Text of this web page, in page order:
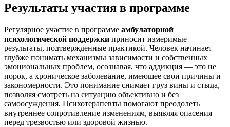
Результаты участия в программе
Регулярное участие в программе амбулаторной
психологической поддержки приносит измеримые
результаты, подтвержденные практикой. Человек начинает
глубже понимать механизмы зависимости и собственных
эмоциональных проблем, осознавая, что аддикция — это не
порок, а хроническое заболевание, имеющее свои причины и
закономерности. Это понимание снимает груз вины и стыда,
позволяя смотреть на ситуацию объективно и без
самоосуждения. Психотерапевты помогают преодолеть
внутреннее сопротивление изменениям, выявляя опасения
перед трезвостью или здоровой жизнью.